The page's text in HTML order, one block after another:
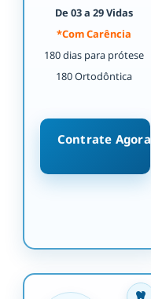
De 03 a 29 Vidas
*Com Carência
180 dias para prótese
180 Ortodôntica
Contrate Agora